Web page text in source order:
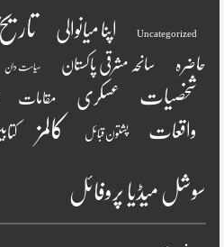
Uncategorized اپنا میانوالی
حاضرہ سانحہ مشرقی پاکستان سیاست دان
شخصیات عسکری مقامات
واقعات پشتون قبائل کالمز
سوشل میڈیا پروفائل